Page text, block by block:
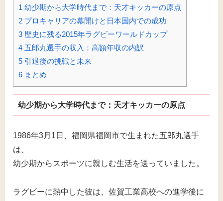
1 幼少期から大学時代まで：天才キッカーの原点
2 プロキャリアの幕開けと日本国内での成功
3 歴史に残る2015年ラグビーワールドカップ
4 五郎丸選手の収入：高額年収の内訳
5 引退後の挑戦と未来
6 まとめ
幼少期から大学時代まで：天才キッカーの原点
1986年3月1日、福岡県福岡市で生まれた五郎丸選手
は、
幼少期からスポーツに親しむ生活を送っていました。
ラグビーに熱中した彼は、佐賀工業高校への進学後に